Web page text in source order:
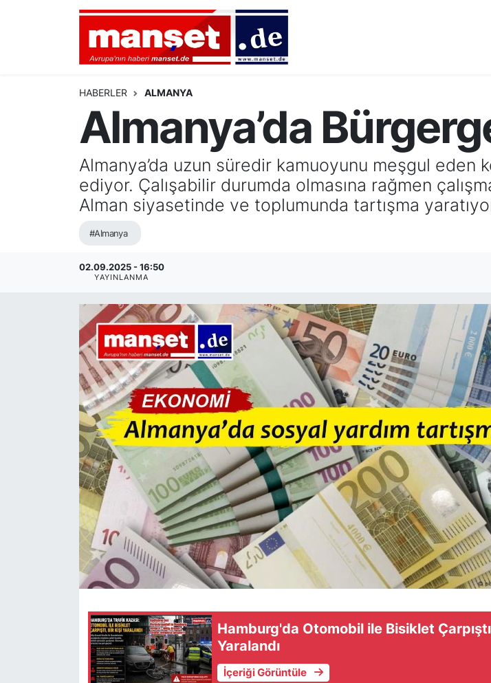
HABERLER ALMANYA
Almanya’da
Almanya’da uzun süredir kamuoyunu meşgul eden
ediyor. Çalışabilir durumda olmasına rağmen
Alman siyasetinde ve toplumunda tartışma
#Almanya
02.09.2025 - 16:50
YAYINLANMA
Hamburg'da Otomobil ile Bisiklet
Yaralandı
İçeriği Görüntüle
AVRUPA
ALMANYA
TÜRKİYE
HAMBURG
DEUTSCH
SİYASET
Nöbetçi Eczaneler
Hava Durumu
Namaz Vakitleri
Trafik Durumu
Puan Durumu ve Fikstür
Tüm Manşetler
Son Dakika Haberleri